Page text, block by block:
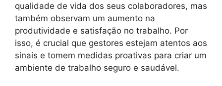
qualidade de vida dos seus colaboradores, mas
também observam um aumento na
produtividade e satisfação no trabalho. Por
isso, é crucial que gestores estejam atentos aos
sinais e tomem medidas proativas para criar um
ambiente de trabalho seguro e saudável.